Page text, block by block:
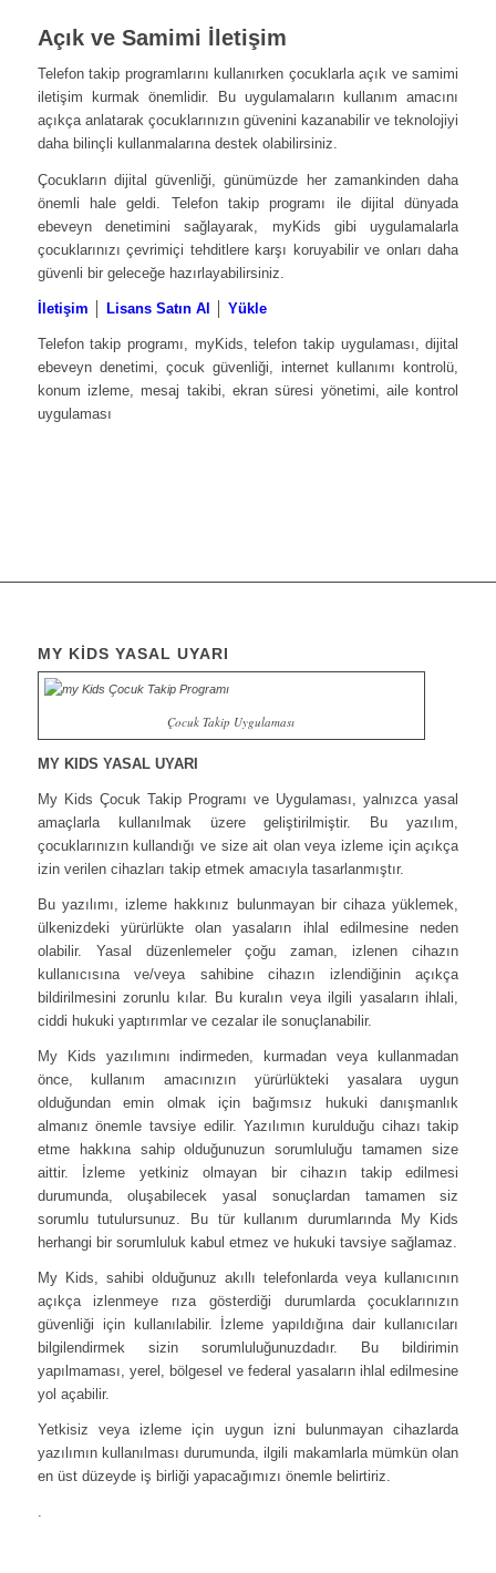
Açık ve Samimi İletişim
Telefon takip programlarını kullanırken çocuklarla açık ve samimi
iletişim kurmak önemlidir. Bu uygulamaların kullanım amacını
açıkça anlatarak çocuklarınızın güvenini kazanabilir ve teknolojiyi
daha bilinçli kullanmalarına destek olabilirsiniz.
Çocukların dijital güvenliği, günümüzde her zamankinden daha
önemli hale geldi. Telefon takip programı ile dijital dünyada
ebeveyn denetimini sağlayarak, myKids gibi uygulamalarla
çocuklarınızı çevrimiçi tehditlere karşı koruyabilir ve onları daha
güvenli bir geleceğe hazırlayabilirsiniz.
İletişim Lisans Satın Al Yükle
Telefon takip programı, myKids, telefon takip uygulaması, dijital
ebeveyn denetimi, çocuk güvenliği, internet kullanımı kontrolü,
konum izleme, mesaj takibi, ekran süresi yönetimi, aile kontrol
uygulaması
MY KİDS YASAL UYARI
Çocuk Takip Uygulaması
MY KIDS YASAL UYARI
My Kids Çocuk Takip Programı ve Uygulaması, yalnızca yasal
amaçlarla kullanılmak üzere geliştirilmiştir. Bu yazılım,
çocuklarınızın kullandığı ve size ait olan veya izleme için açıkça
izin verilen cihazları takip etmek amacıyla tasarlanmıştır.
Bu yazılımı, izleme hakkınız bulunmayan bir cihaza yüklemek,
ülkenizdeki yürürlükte olan yasaların ihlal edilmesine neden
olabilir. Yasal düzenlemeler çoğu zaman, izlenen cihazın
kullanıcısına ve/veya sahibine cihazın izlendiğinin açıkça
bildirilmesini zorunlu kılar. Bu kuralın veya ilgili yasaların ihlali,
ciddi hukuki yaptırımlar ve cezalar ile sonuçlanabilir.
My Kids yazılımını indirmeden, kurmadan veya kullanmadan
önce, kullanım amacınızın yürürlükteki yasalara uygun
olduğundan emin olmak için bağımsız hukuki danışmanlık
almanız önemle tavsiye edilir. Yazılımın kurulduğu cihazı takip
etme hakkına sahip olduğunuzun sorumluluğu tamamen size
aittir. İzleme yetkiniz olmayan bir cihazın takip edilmesi
durumunda, oluşabilecek yasal sonuçlardan tamamen siz
sorumlu tutulursunuz. Bu tür kullanım durumlarında My Kids
herhangi bir sorumluluk kabul etmez ve hukuki tavsiye sağlamaz.
My Kids, sahibi olduğunuz akıllı telefonlarda veya kullanıcının
açıkça izlenmeye rıza gösterdiği durumlarda çocuklarınızın
güvenliği için kullanılabilir. İzleme yapıldığına dair kullanıcıları
bilgilendirmek sizin sorumluluğunuzdadır. Bu bildirimin
yapılmaması, yerel, bölgesel ve federal yasaların ihlal edilmesine
yol açabilir.
Yetkisiz veya izleme için uygun izni bulunmayan cihazlarda
yazılımın kullanılması durumunda, ilgili makamlarla mümkün olan
en üst düzeyde iş birliği yapacağımızı önemle belirtiriz.
.